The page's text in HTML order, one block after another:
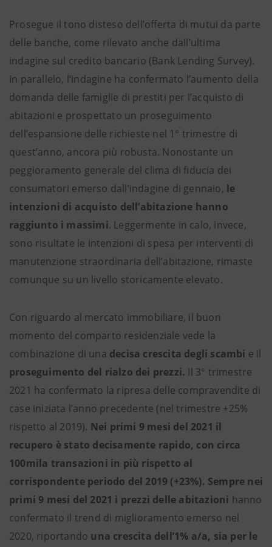
Prosegue il tono disteso dell’offerta di mutui da parte
delle banche, come rilevato anche dall’ultima
indagine sul credito bancario (Bank Lending Survey).
In parallelo, l’indagine ha confermato l’aumento della
domanda delle famiglie di prestiti per l’acquisto di
abitazioni e prospettato un proseguimento
dell’espansione delle richieste nel 1° trimestre di
quest’anno, ancora più robusta. Nonostante un
peggioramento generale del clima di fiducia dei
consumatori emerso dall’indagine di gennaio, le
intenzioni di acquisto dell’abitazione hanno
raggiunto i massimi. Leggermente in calo, invece,
sono risultate le intenzioni di spesa per interventi di
manutenzione straordinaria dell’abitazione, rimaste
comunque su un livello storicamente elevato.
Con riguardo al mercato immobiliare, il buon
momento del comparto residenziale vede la
combinazione di una decisa crescita degli scambi e il
proseguimento del rialzo dei prezzi. Il 3° trimestre
2021 ha confermato la ripresa delle compravendite di
case iniziata l’anno precedente (nel trimestre +25%
rispetto al 2019). Nei primi 9 mesi del 2021 il
recupero è stato decisamente rapido, con circa
100mila transazioni in più rispetto al
corrispondente periodo del 2019 (+23%). Sempre nei
primi 9 mesi del 2021 i prezzi delle abitazioni hanno
confermato il trend di miglioramento emerso nel
2020, riportando una crescita dell’1% a/a, sia per le